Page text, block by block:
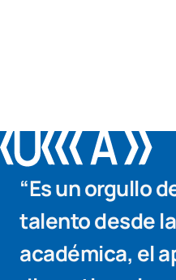
“Es un orgullo
talento desde
académica, el